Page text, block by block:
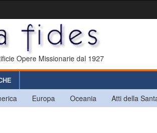
Opere Missionarie dal 1927
Europa Oceania Atti della